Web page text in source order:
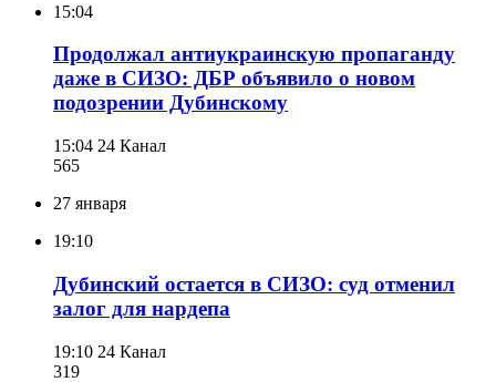
15:04
Продолжал антиукраинскую пропаганду
даже в СИЗО: ДБР объявило о новом
подозрении Дубинскому
15:04 24 Канал
565
27 января
19:10
Дубинский остается в СИЗО: суд отменил
залог для нардепа
19:10 24 Канал
319